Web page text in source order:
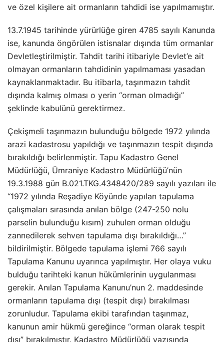
ve özel kişilere ait ormanların tahdidi ise yapılmamıştır.
13.7.1945 tarihinde yürürlüğe giren 4785 sayılı Kanunda
ise, kanunda öngörülen istisnalar dışında tüm ormanlar
Devletleştirilmiştir. Tahdit tarihi itibariyle Devlet’e ait
olmayan ormanların tahdidinin yapılmaması yasadan
kaynaklanmaktadır. Bu itibarla, taşınmazın tahdit
dışında kalmış olması o yerin “orman olmadığı”
şeklinde kabulünü gerektirmez.
Çekişmeli taşınmazın bulunduğu bölgede 1972 yılında
arazi kadastrosu yapıldığı ve taşınmazın tespit dışında
bırakıldığı belirlenmiştir. Tapu Kadastro Genel
Müdürlüğü, Ümraniye Kadastro Müdürlüğü’nün
19.3.1988 gün B.021.TKG.4348420/289 sayılı yazıları ile
“1972 yılında Reşadiye Köyünde yapılan tapulama
çalışmaları sırasında anılan bölge (247-250 nolu
parselin bulunduğu kısım) zuhulen orman olduğu
zannedilerek sehven tapulama dışı bırakıldığı…”
bildirilmiştir. Bölgede tapulama işlemi 766 sayılı
Tapulama Kanunu uyarınca yapılmıştır. Her olaya vuku
bulduğu tarihteki kanun hükümlerinin uygulanması
gerekir. Anılan Tapulama Kanunu’nun 2. maddesinde
ormanların tapulama dışı (tespit dışı) bırakılması
zorunludur. Tapulama ekibi tarafından taşınmaz,
kanunun amir hükmü gereğince “orman olarak tespit
dışı” bırakılmıştır. Kadastro Müdürlüğü yazısında